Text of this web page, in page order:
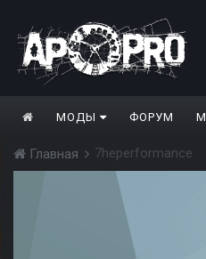
МОДЫ ФОРУМ
Главная 7heperformance